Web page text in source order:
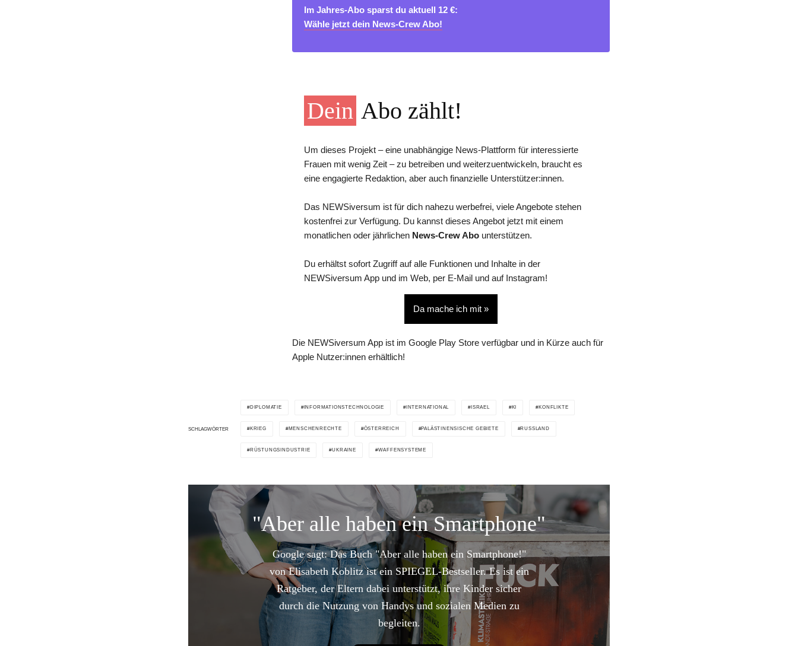
Im Jahres-Abo sparst du aktuell 12 €:
Wähle jetzt dein News-Crew Abo!
Dein Abo zählt!
Um dieses Projekt – eine unabhängige News-Plattform für interessierte
Frauen mit wenig Zeit – zu betreiben und weiterzuentwickeln, braucht es
eine engagierte Redaktion, aber auch finanzielle Unterstützer:innen.
Das NEWSiversum ist für dich nahezu werbefrei, viele Angebote stehen
kostenfrei zur Verfügung. Du kannst dieses Angebot jetzt mit einem
monatlichen oder jährlichen News-Crew Abo unterstützen.
Du erhältst sofort Zugriff auf alle Funktionen und Inhalte in der
NEWSiversum App und im Web, per E-Mail und auf Instagram!
Da mache ich mit »
Die NEWSiversum App ist im Google Play Store verfügbar und in Kürze auch für
Apple Nutzer:innen erhältlich!
SCHLAGWÖRTER
DIPLOMATIE INFORMATIONSTECHNOLOGIE INTERNATIONAL ISRAEL KI KONFLIKTE
KRIEG MENSCHENRECHTE ÖSTERREICH PALÄSTINENSISCHE GEBIETE RUSSLAND
RÜSTUNGSINDUSTRIE UKRAINE WAFFENSYSTEME
"Aber alle haben ein Smartphone"
Google sagt: Das Buch "Aber alle haben ein Smartphone!"
von Elisabeth Koblitz ist ein SPIEGEL-Bestseller. Es ist ein
Ratgeber, der Eltern dabei unterstützt, ihre Kinder sicher
durch die Nutzung von Handys und sozialen Medien zu
begleiten.